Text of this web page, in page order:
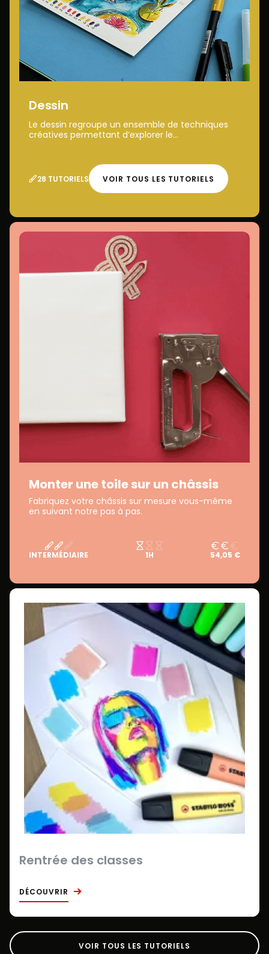
Dessin
Le dessin regroupe un ensemble de techniques
créatives permettant d’explorer le...
28 TUTORIELS VOIR TOUS LES TUTORIELS
Monter une toile sur un châssis
Fabriquez votre châssis sur mesure vous-même
en suivant notre pas à pas.
INTERMÉDIAIRE 1H 54,05 €
Rentrée des classes
DÉCOUVRIR
VOIR TOUS LES TUTORIELS